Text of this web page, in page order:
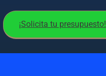
¡Solicita tu presupuesto!